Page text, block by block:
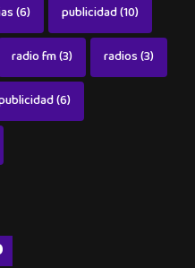
(6) publicidad(10)
radio fm(3) radios(3)
(6)